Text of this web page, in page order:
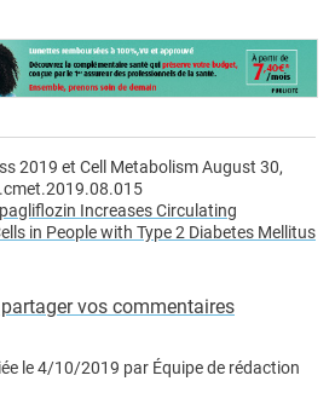
2019 et Cell Metabolism August 30,
Increases Circulating
in People with Type 2 Diabetes Mellitus
vos commentaires
le4/10/2019 par Équipe de rédaction